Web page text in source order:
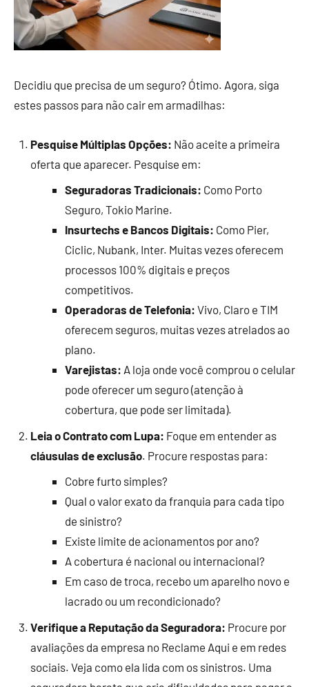
Decidiu que precisa de um seguro? Ótimo. Agora, siga
estes passos para não cair em armadilhas:
Pesquise Múltiplas Opções: Não aceite a primeira
oferta que aparecer. Pesquise em:
Seguradoras Tradicionais: Como Porto
Seguro, Tokio Marine.
Insurtechs e Bancos Digitais: Como Pier,
Ciclic, Nubank, Inter. Muitas vezes oferecem
processos 100% digitais e preços
competitivos.
Operadoras de Telefonia: Vivo, Claro e TIM
oferecem seguros, muitas vezes atrelados ao
plano.
Varejistas: A loja onde você comprou o celular
pode oferecer um seguro (atenção à
cobertura, que pode ser limitada).
Leia o Contrato com Lupa: Foque em entender as
cláusulas de exclusão. Procure respostas para:
Cobre furto simples?
Qual o valor exato da franquia para cada tipo
de sinistro?
Existe limite de acionamentos por ano?
A cobertura é nacional ou internacional?
Em caso de troca, recebo um aparelho novo e
lacrado ou um recondicionado?
Verifique a Reputação da Seguradora: Procure por
avaliações da empresa no Reclame Aqui e em redes
sociais. Veja como ela lida com os sinistros. Uma